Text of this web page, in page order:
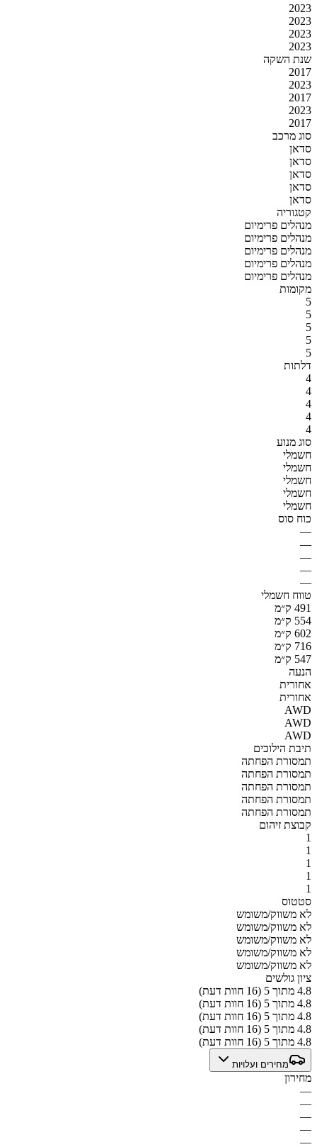
2023
2023
2023
2023
שנת השקה
2017
2023
2017
2023
2017
סוג מרכב
סדאן
סדאן
סדאן
סדאן
סדאן
קטגוריה
מנהלים פרימיום
מנהלים פרימיום
מנהלים פרימיום
מנהלים פרימיום
מנהלים פרימיום
מקומות
5
5
5
5
5
דלתות
4
4
4
4
4
סוג מנוע
חשמלי
חשמלי
חשמלי
חשמלי
חשמלי
כוח סוס
—
—
—
—
—
טווח חשמלי
491 ק״מ
554 ק״מ
602 ק״מ
716 ק״מ
547 ק״מ
הנעה
אחורית
אחורית
AWD
AWD
AWD
תיבת הילוכים
תמסורת הפחתה
תמסורת הפחתה
תמסורת הפחתה
תמסורת הפחתה
תמסורת הפחתה
קבוצת זיהום
1
1
1
1
1
סטטוס
לא משווק/משומש
לא משווק/משומש
לא משווק/משומש
לא משווק/משומש
לא משווק/משומש
ציון גולשים
4.8 מתוך 5 (16 חוות דעת)
4.8 מתוך 5 (16 חוות דעת)
4.8 מתוך 5 (16 חוות דעת)
4.8 מתוך 5 (16 חוות דעת)
4.8 מתוך 5 (16 חוות דעת)
מחירים ועלויות
מחירון
—
—
—
—
—